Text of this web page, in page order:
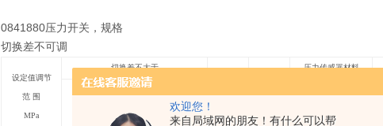
欢迎您！
来自局域网的朋友！有什么可以帮
0841880压力开关， 规格
切换差不可调
设定值调节
范 围
MPa
切换差不大于
*
MPa
换次数
次/分
压力传感器材料
设定值范围 设定值范围
上 限